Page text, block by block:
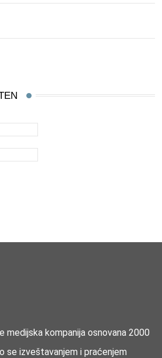
medijska kompanija osnovana 2000
se izveštavanjem i praćenjem